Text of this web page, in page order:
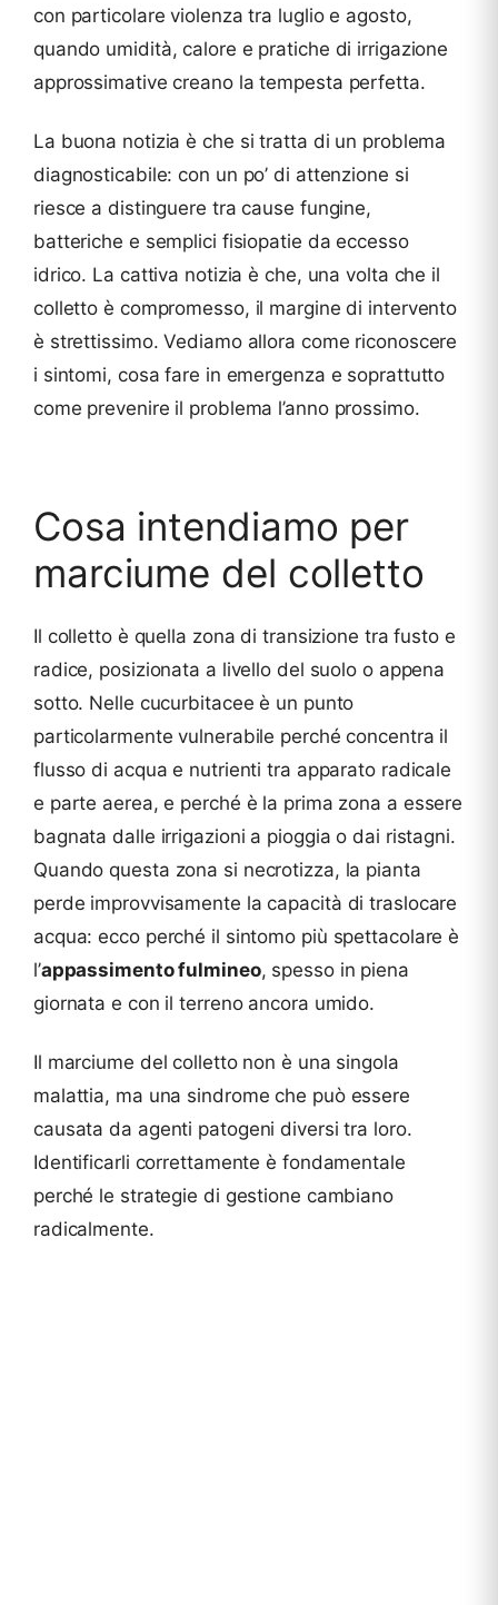
con particolare violenza tra luglio e agosto,
quando umidità, calore e pratiche di irrigazione
approssimative creano la tempesta perfetta.
La buona notizia è che si tratta di un problema
diagnosticabile: con un po’ di attenzione si
riesce a distinguere tra cause fungine,
batteriche e semplici fisiopatie da eccesso
idrico. La cattiva notizia è che, una volta che il
colletto è compromesso, il margine di intervento
è strettissimo. Vediamo allora come riconoscere
i sintomi, cosa fare in emergenza e soprattutto
come prevenire il problema l’anno prossimo.
Cosa intendiamo per
marciume del colletto
Il colletto è quella zona di transizione tra fusto e
radice, posizionata a livello del suolo o appena
sotto. Nelle cucurbitacee è un punto
particolarmente vulnerabile perché concentra il
flusso di acqua e nutrienti tra apparato radicale
e parte aerea, e perché è la prima zona a essere
bagnata dalle irrigazioni a pioggia o dai ristagni.
Quando questa zona si necrotizza, la pianta
perde improvvisamente la capacità di traslocare
acqua: ecco perché il sintomo più spettacolare è
l’appassimento fulmineo, spesso in piena
giornata e con il terreno ancora umido.
Il marciume del colletto non è una singola
malattia, ma una sindrome che può essere
causata da agenti patogeni diversi tra loro.
Identificarli correttamente è fondamentale
perché le strategie di gestione cambiano
radicalmente.